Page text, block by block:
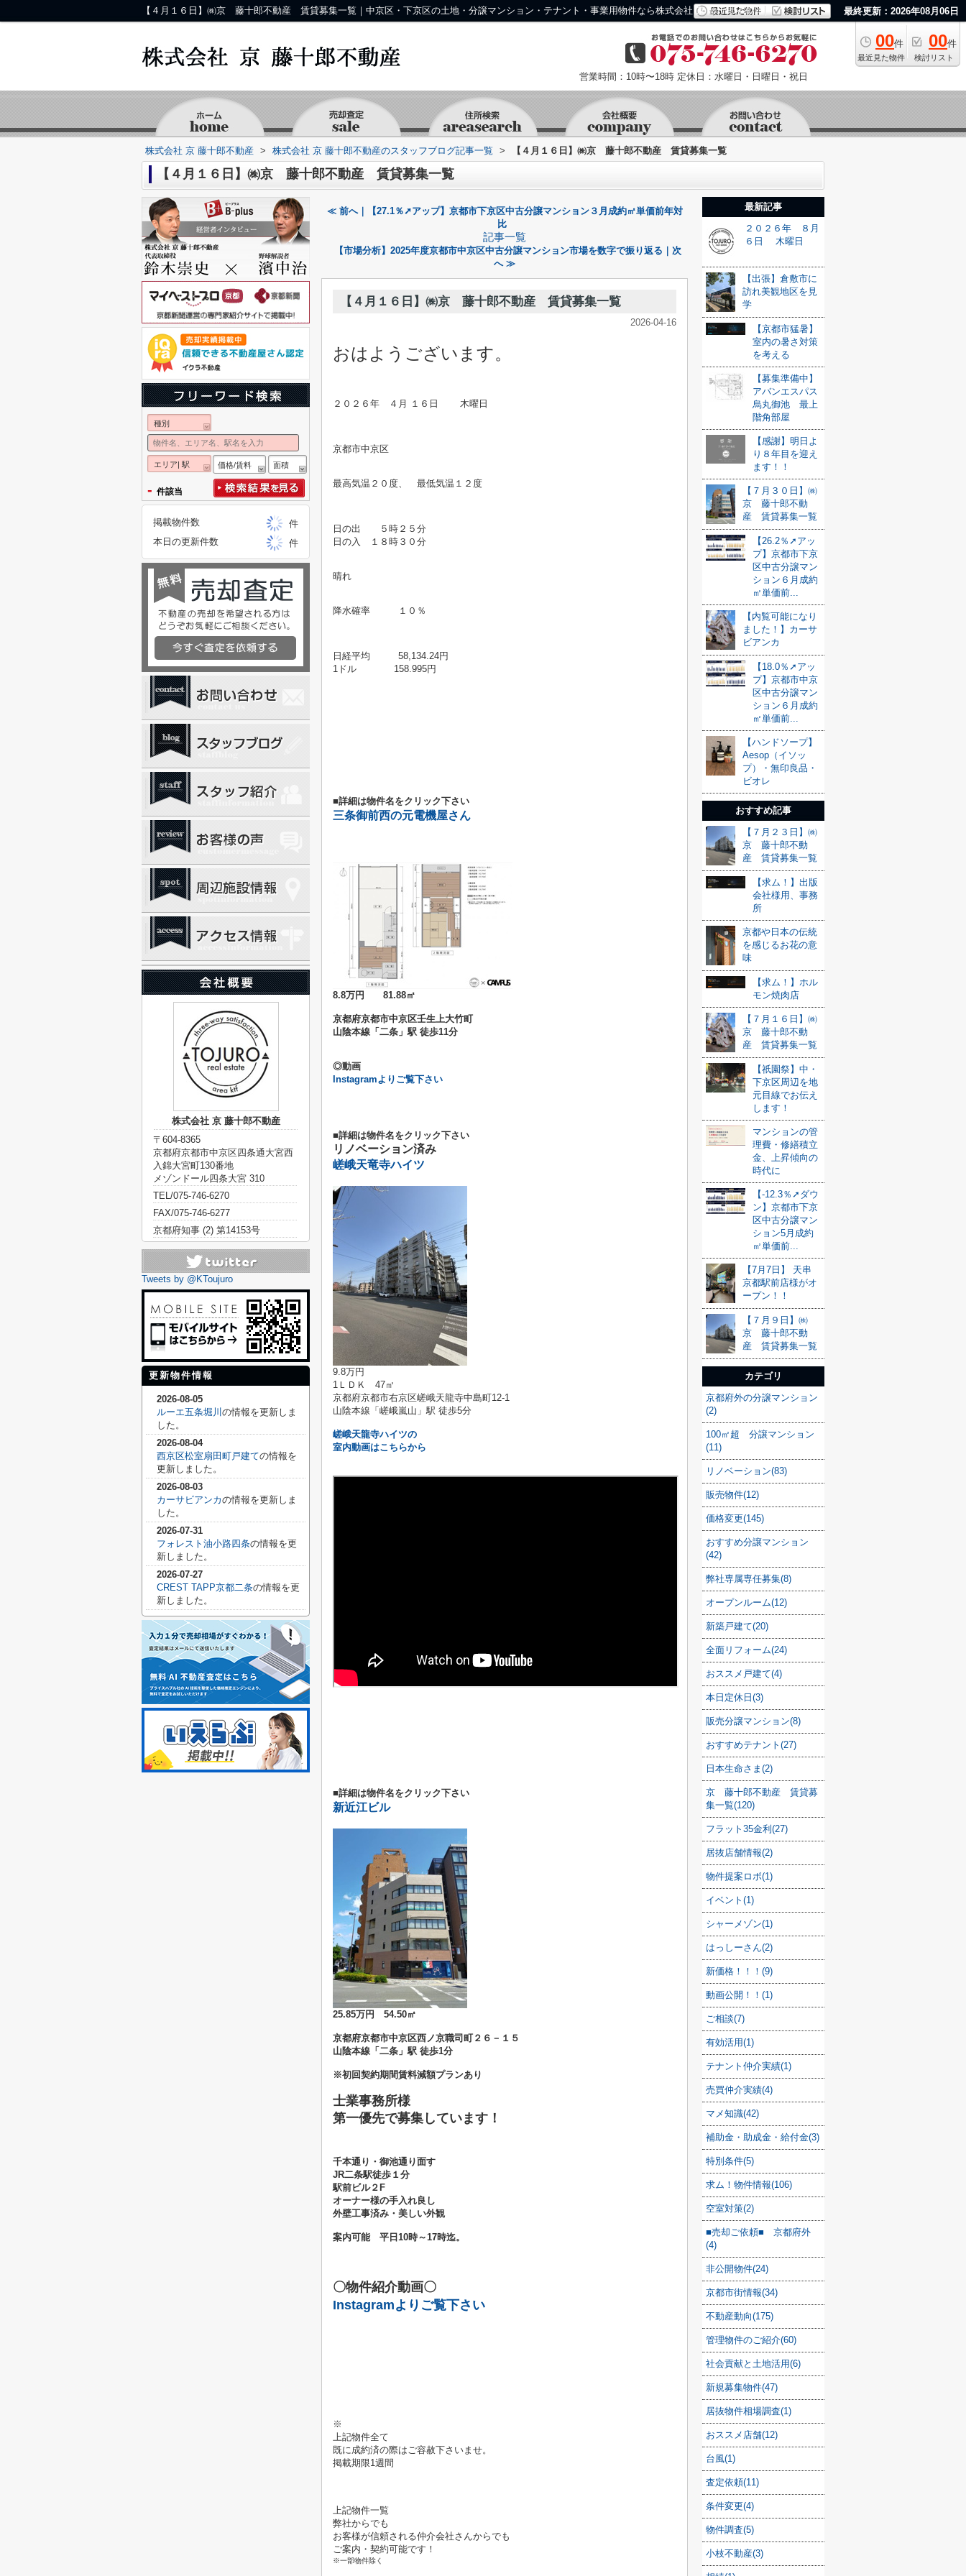
【４月１６日】㈱京 藤十郎不動産 賃貸募集一覧｜中京区・下京区の土地・分譲マンション・テナント・事業用物件なら株式会社 京 藤十郎不動産 最終更新：2026年08月06日
00件
最近見た物件
00件
検討リスト
営業時間：10時〜18時 定休日：水曜日・日曜日・祝日
株式会社 京 藤十郎不動産 > 株式会社 京 藤十郎不動産のスタッフブログ記事一覧 > 【４月１６日】㈱京 藤十郎不動産 賃貸募集一覧
【４月１６日】㈱京 藤十郎不動産 賃貸募集一覧
≪ 前へ｜【27.1％➚アップ】京都市下京区中古分譲マンション３月成約㎡単価前年対
比
記事一覧
【市場分析】2025年度京都市中京区中古分譲マンション市場を数字で振り返る｜次
へ ≫
【４月１６日】㈱京 藤十郎不動産 賃貸募集一覧
2026-04-16
おはようございます。
２０２６年 ４月 １６ 日 木曜日
京都市中京区
最高気温２０度、 最低気温１２度
日の出 ５時２５ 分
日の入 １８時３０分
晴れ
降水確率 １０％
日経平均 58,134.24円
1ドル 158.995円
■詳細は物件名をクリック下さい
三条御前西の元電機屋さん
8.8万円 81.88㎡
京都府京都市中京区壬生上大竹町
山陰本線「二条」駅 徒歩11分
◎動画
Instagramよりご覧下さい
■詳細は物件名をクリック下さい
リノベーション済み
嵯峨天竜寺ハイツ
9.8万円
1ＬＤＫ 47㎡
京都府京都市右京区嵯峨天龍寺中島町12-1
山陰本線「嵯峨嵐山」駅 徒歩5分
嵯峨天龍寺ハイツの
室内動画はこちらから
■詳細は物件名をクリック下さい
新近江ビル
25.85万円 54.50㎡
京都府京都市中京区西ノ京職司町２６－１５
山陰本線「二条」駅 徒歩1分
※初回契約期間賃料減額プランあり
士業事務所様
第一優先で募集しています！
千本通り・御池通り面す
JR二条駅徒歩１分
駅前ビル２F
オーナー様の手入れ良し
外壁工事済み・美しい外観
案内可能 平日10時～17時迄。
〇物件紹介動画〇
Instagramよりご覧下さい
※
上記物件全て
既に成約済の際はご容赦下さいませ。
掲載期限1週間
上記物件一覧
弊社からでも
お客様が信頼される仲介会社さんからでも
ご案内・契約可能です！
※一部物件除く
最新記事
２０２６年 ８月
６日 木曜日
【出張】倉敷市に
訪れ美観地区を見
学
【京都市猛暑】
室内の暑さ対策
を考える
【募集準備中】
アバンエスパス
烏丸御池 最上
階角部屋
【感謝】明日よ
り８年目を迎え
ます！！
【７月３０日】㈱
京 藤十郎不動
産 賃貸募集一覧
【26.2％➚アッ
プ】京都市下京
区中古分譲マン
ション６月成約
㎡単価前...
【内覧可能になり
ました！】カーサ
ビアンカ
【18.0％➚アッ
プ】京都市中京
区中古分譲マン
ション６月成約
㎡単価前...
【ハンドソープ】
Aesop（イソッ
プ）・無印良品・
ビオレ
おすすめ記事
【７月２３日】㈱
京 藤十郎不動
産 賃貸募集一覧
【求ム！】出版
会社様用、事務
所
京都や日本の伝統
を感じるお花の意
味
【求ム！】ホル
モン焼肉店
【７月１６日】㈱
京 藤十郎不動
産 賃貸募集一覧
【祇園祭】中・
下京区周辺を地
元目線でお伝え
します！
マンションの管
理費・修繕積立
金、上昇傾向の
時代に
【-12.3％➚ダウ
ン】京都市下京
区中古分譲マン
ション5月成約
㎡単価前...
【7月7日】 天串
京都駅前店様がオ
ープン！！
【７月９日】㈱
京 藤十郎不動
産 賃貸募集一覧
カテゴリ
京都府外の分譲マンション
(2)
100㎡超 分譲マンション
(11)
リノベーション(83)
販売物件(12)
価格変更(145)
おすすめ分譲マンション
(42)
弊社専属専任募集(8)
オープンルーム(12)
新築戸建て(20)
全面リフォーム(24)
おススメ戸建て(4)
本日定休日(3)
販売分譲マンション(8)
おすすめテナント(27)
日本生命さま(2)
京 藤十郎不動産 賃貸募
集一覧(120)
フラット35金利(27)
居抜店舗情報(2)
物件提案ロボ(1)
イベント(1)
シャーメゾン(1)
はっしーさん(2)
新価格！！！(9)
動画公開！！(1)
ご相談(7)
有効活用(1)
テナント仲介実績(1)
売買仲介実績(4)
マメ知識(42)
補助金・助成金・給付金(3)
特別条件(5)
求ム！物件情報(106)
空室対策(2)
■売却ご依頼■ 京都府外
(4)
非公開物件(24)
京都市街情報(34)
不動産動向(175)
管理物件のご紹介(60)
社会貢献と土地活用(6)
新規募集物件(47)
居抜物件相場調査(1)
おススメ店舗(12)
台風(1)
査定依頼(11)
条件変更(4)
物件調査(5)
小枝不動産(3)
種別
エリア| 駅 価格/賃料 面積
- 件該当
掲載物件数
件
本日の更新件数
件
株式会社 京 藤十郎不動産
〒604-8365
京都府京都市中京区四条通大宮西
入錦大宮町130番地
メゾンドール四条大宮 310
TEL/075-746-6270
FAX/075-746-6277
京都府知事 (2) 第14153号
Tweets by @KToujuro
更新物件情報
2026-08-05
ルーエ五条堀川 の情報を更新しま
した。
2026-08-04
西京区松室扇田町戸建ての情報を
更新しました。
2026-08-03
カーサビアンカの情報を更新しま
した。
2026-07-31
フォレスト油小路四条の情報を更
新しました。
2026-07-27
CREST TAPP京都二条の情報を更
新しました。